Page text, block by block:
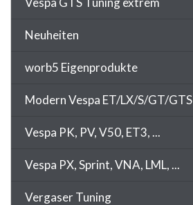
Neuheiten
worb5 Eigenprodukte
Modern Vespa ET/LX/S/GT/GTS
Vespa PK, PV, V50, ET3, ...
Vespa PX, Sprint, VNA, LML, ...
Vergaser Tuning